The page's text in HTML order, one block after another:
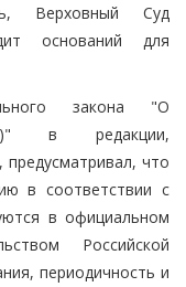
Верховный Суд
оснований для
закона "О
в редакции,
что
в соответствии с
в официальном
Российской
периодичность и